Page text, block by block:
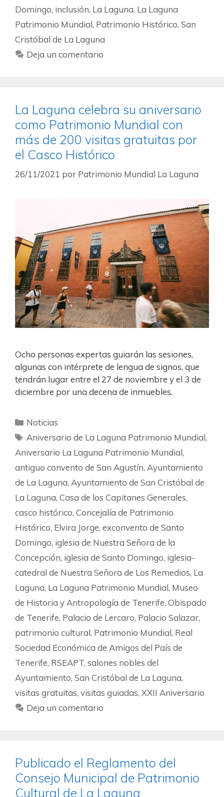
Domingo, inclusión, La Laguna, La Laguna
Patrimonio Mundial, Patrimonio Histórico, San
Cristóbal de La Laguna
Deja un comentario
La Laguna celebra su aniversario
como Patrimonio Mundial con
más de 200 visitas gratuitas por
el Casco Histórico
26/11/2021 por Patrimonio Mundial La Laguna
Ocho personas expertas guiarán las sesiones,
algunas con intérprete de lengua de signos, que
tendrán lugar entre el 27 de noviembre y el 3 de
diciembre por una decena de inmuebles.
Noticias
Aniversario de La Laguna Patrimonio Mundial,
Aniversario La Laguna Patrimonio Mundial,
antiguo convento de San Agustín, Ayuntamiento
de La Laguna, Ayuntamiento de San Cristóbal de
La Laguna, Casa de los Capitanes Generales,
casco histórico, Concejalía de Patrimonio
Histórico, Elvira Jorge, exconvento de Santo
Domingo, iglesia de Nuestra Señora de la
Concepción, iglesia de Santo Domingo, iglesia-
catedral de Nuestra Señora de Los Remedios, La
Laguna, La Laguna Patrimonio Mundial, Museo
de Historia y Antropología de Tenerife, Obispado
de Tenerife, Palacio de Lercaro, Palacio Salazar,
patrimonio cultural, Patrimonio Mundial, Real
Sociedad Económica de Amigos del País de
Tenerife, RSEAPT, salones nobles del
Ayuntamiento, San Cristóbal de La Laguna,
visitas gratuitas, visitas guiadas, XXII Aniversario
Deja un comentario
Publicado el Reglamento del
Consejo Municipal de Patrimonio
Cultural de La Laguna